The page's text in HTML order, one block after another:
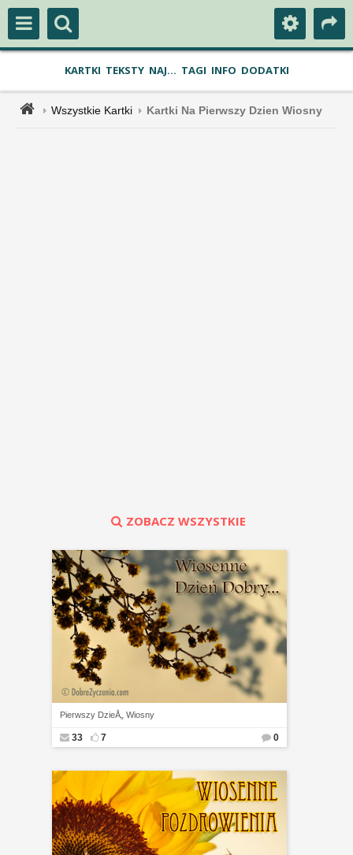
KARTKI TEKSTY NAJ... TAGI INFO DODATKI
Wszystkie Kartki Kartki Na Pierwszy Dzien Wiosny
ZOBACZ WSZYSTKIE
Pierwszy DzieÅ„ Wiosny
33 7 0